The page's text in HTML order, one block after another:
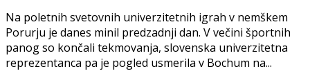
Na poletnih svetovnih univerzitetnih igrah v nemškem
Porurju je danes minil predzadnji dan. V večini športnih
panog so končali tekmovanja, slovenska univerzitetna
reprezentanca pa je pogled usmerila v Bochum na...